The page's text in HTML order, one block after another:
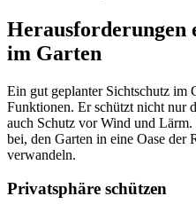
Herausforderungen
im Garten
Ein gut geplanter Sichtschutz im
Funktionen. Er schützt nicht nur
auch Schutz vor Wind und
bei, den Garten in eine Oase der
verwandeln.
Privatsphäre schützen